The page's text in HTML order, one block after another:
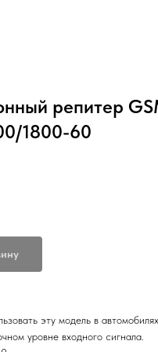
репитер
1800-60
эту модель в
уровне входного сигнала.